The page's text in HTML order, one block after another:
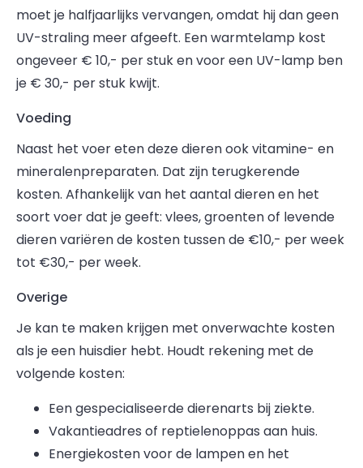
moet je halfjaarlijks vervangen, omdat hij dan geen
UV-straling meer afgeeft. Een warmtelamp kost
ongeveer € 10,- per stuk en voor een UV-lamp ben
je € 30,- per stuk kwijt.
Voeding
Naast het voer eten deze dieren ook vitamine- en
mineralenpreparaten. Dat zijn terugkerende
kosten. Afhankelijk van het aantal dieren en het
soort voer dat je geeft: vlees, groenten of levende
dieren variëren de kosten tussen de €10,- per week
tot €30,- per week.
Overige
Je kan te maken krijgen met onverwachte kosten
als je een huisdier hebt. Houdt rekening met de
volgende kosten:
Een gespecialiseerde dierenarts bij ziekte.
Vakantieadres of reptielenoppas aan huis.
Energiekosten voor de lampen en het